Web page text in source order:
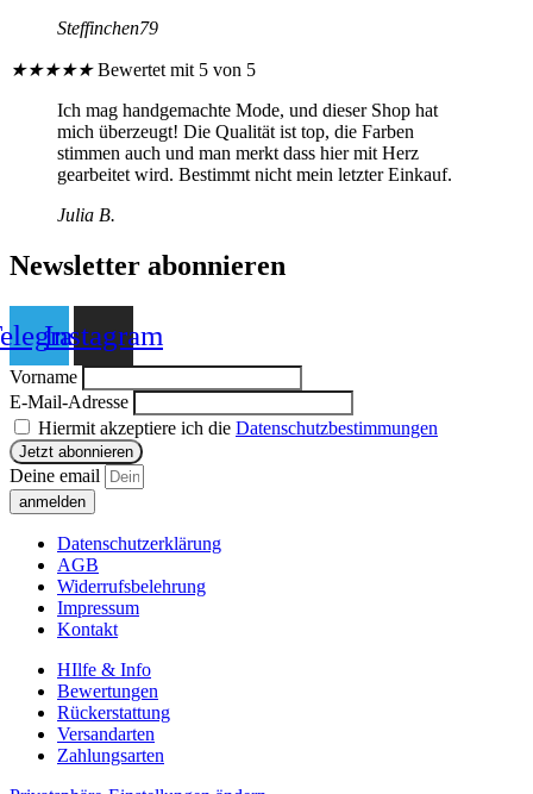
Steffinchen79
★★★★★ Bewertet mit 5 von 5
Ich mag handgemachte Mode, und dieser Shop hat
mich überzeugt! Die Qualität ist top, die Farben
stimmen auch und man merkt dass hier mit Herz
gearbeitet wird. Bestimmt nicht mein letzter Einkauf.
Julia B.
Newsletter abonnieren
Instagram
Vorname
E-Mail-Adresse
Hiermit akzeptiere ich die Datenschutzbestimmungen
Deine email
anmelden
Datenschutzerklärung
AGB
Widerrufsbelehrung
Impressum
Kontakt
HIlfe & Info
Bewertungen
Rückerstattung
Versandarten
Zahlungsarten